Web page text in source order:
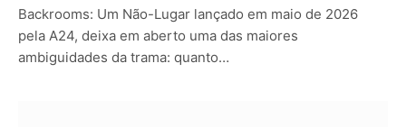
Backrooms: Um Não-Lugar lançado em maio de 2026
pela A24, deixa em aberto uma das maiores
ambiguidades da trama: quanto…